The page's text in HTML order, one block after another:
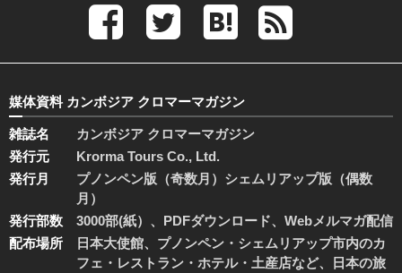
媒体資料 カンボジア クロマーマガジン
雑誌名
カンボジア クロマーマガジン
発行元
Krorma Tours Co., Ltd.
発行月
プノンペン版（奇数月）シェムリアップ版（偶数
月）
発行部数
3000部(紙）、PDFダウンロード、Webメルマガ配信
配布場所
日本大使館、プノンペン・シェムリアップ市内のカ
フェ・レストラン・ホテル・土産店など、日本の旅